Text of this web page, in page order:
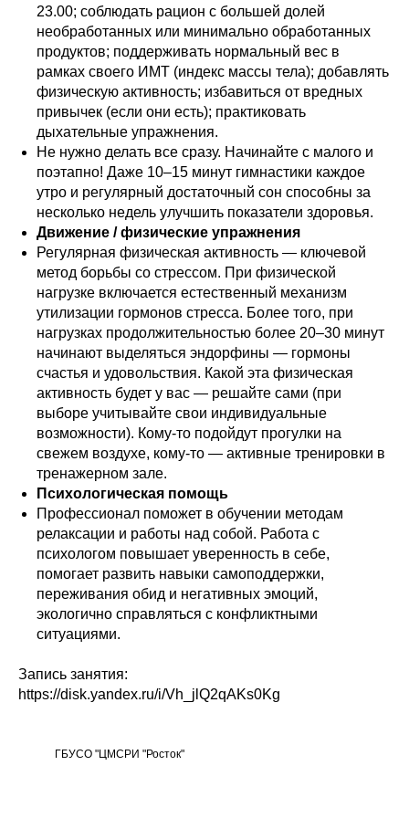
23.00; соблюдать рацион с большей долей
необработанных или минимально обработанных
продуктов; поддерживать нормальный вес в
рамках своего ИМТ (индекс массы тела); добавлять
физическую активность; избавиться от вредных
привычек (если они есть); практиковать
дыхательные упражнения.
Не нужно делать все сразу. Начинайте с малого и
поэтапно! Даже 10–15 минут гимнастики каждое
утро и регулярный достаточный сон способны за
несколько недель улучшить показатели здоровья.
Движение / физические упражнения
Регулярная физическая активность — ключевой
метод борьбы со стрессом. При физической
нагрузке включается естественный механизм
утилизации гормонов стресса. Более того, при
нагрузках продолжительностью более 20–30 минут
начинают выделяться эндорфины — гормоны
счастья и удовольствия. Какой эта физическая
активность будет у вас — решайте сами (при
выборе учитывайте свои индивидуальные
возможности). Кому-то подойдут прогулки на
свежем воздухе, кому-то — активные тренировки в
тренажерном зале.
Психологическая помощь
Профессионал поможет в обучении методам
релаксации и работы над собой. Работа с
психологом повышает уверенность в себе,
помогает развить навыки самоподдержки,
переживания обид и негативных эмоций,
экологично справляться с конфликтными
ситуациями.
Запись занятия:
https://disk.yandex.ru/i/Vh_jlQ2qAKs0Kg
ГБУСО "ЦМСРИ "Росток"